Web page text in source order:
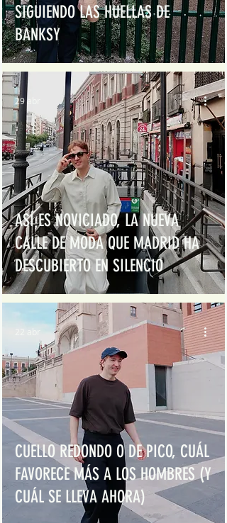
SIGUIENDO LAS HUELLAS DE
BANKSY
ASÍ ES NOVICIADO, LA NUEVA
CALLE DE MODA QUE MADRID HA
DESCUBIERTO EN SILENCIO
29 abr
CUELLO REDONDO O DE PICO, CUÁL
FAVORECE MÁS A LOS HOMBRES (Y
CUÁL SE LLEVA AHORA)
22 abr